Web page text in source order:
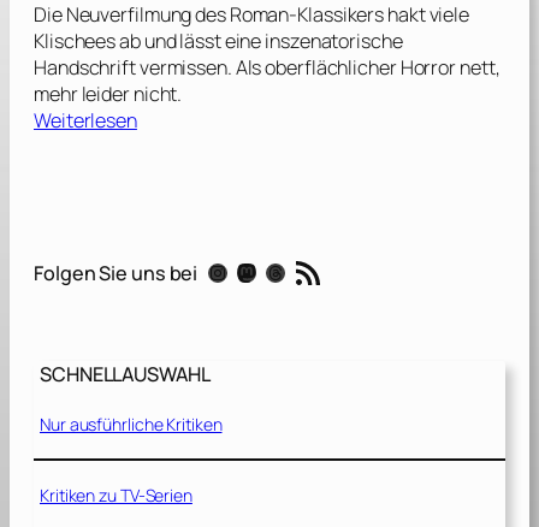
Die Neuverfilmung des Roman-Klassikers hakt viele
Klischees ab und lässt eine inszenatorische
Handschrift vermissen. Als oberflächlicher Horror nett,
mehr leider nicht.
Weiterlesen:
h
e
K
u
s
Folgen Sie uns bei Instagram Mastodon Threads RSS-Feed
SCHNELLAUSWAHL
Nur ausführliche Kritiken
Kritiken zu TV-Serien